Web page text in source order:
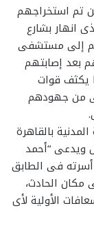
تم استخراجهم
من 4 طوابق الذى انهار بشارع
إلى مستشفى
بعد إصابتهم
يكثف قوات
من جهودهم
بالقاهرة
ويدعى “أحمد
مع أسرته فى الطابق
إطفاء فى مكان الحادث،
الأولية لأى